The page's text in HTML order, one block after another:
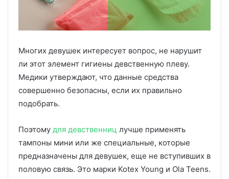
Многих девушек интересует вопрос, не нарушит
ли этот элемент гигиены девственную плеву.
Медики утверждают, что данные средства
совершенно безопасны, если их правильно
подобрать.
Поэтому для девственниц лучше применять
тампоны мини или же специальные, которые
предназначены для девушек, еще не вступивших в
половую связь. Это марки Kotex Young и Ola Teens.